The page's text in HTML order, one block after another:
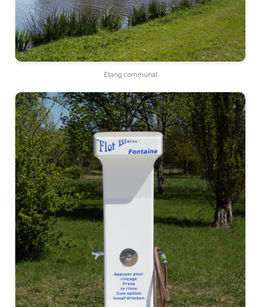
Étang communal